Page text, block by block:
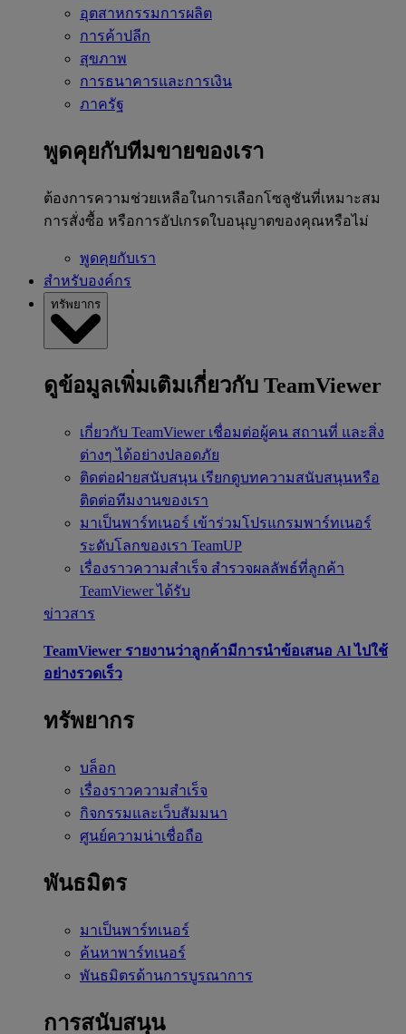
อุตสาหกรรมการผลิต
การค้าปลีก
สุขภาพ
การธนาคารและการเงิน
ภาครัฐ
พูดคุยกับทีมขายของเรา
ต้องการความช่วยเหลือในการเลือกโซลูชันที่เหมาะสม
การสั่งซื้อ หรือการอัปเกรดใบอนุญาตของคุณหรือไม่
พูดคุยกับเรา
สำหรับองค์กร
ทรัพยากร
ดูข้อมูลเพิ่มเติมเกี่ยวกับ TeamViewer
เกี่ยวกับ TeamViewer เชื่อมต่อผู้คน สถานที่ และสิ่ง
ต่างๆ ได้อย่างปลอดภัย
ติดต่อฝ่ายสนับสนุน เรียกดูบทความสนับสนุนหรือ
ติดต่อทีมงานของเรา
มาเป็นพาร์ทเนอร์ เข้าร่วมโปรแกรมพาร์ทเนอร์
ระดับโลกของเรา TeamUP
เรื่องราวความสำเร็จ สำรวจผลลัพธ์ที่ลูกค้า
TeamViewer ได้รับ
ข่าวสาร
TeamViewer รายงานว่าลูกค้ามีการนำข้อเสนอ Al ไปใช้
อย่างรวดเร็ว
ทรัพยากร
บล็อก
เรื่องราวความสำเร็จ
กิจกรรมและเว็บสัมมนา
ศูนย์ความน่าเชื่อถือ
พันธมิตร
มาเป็นพาร์ทเนอร์
ค้นหาพาร์ทเนอร์
พันธมิตรด้านการบูรณาการ
การสนับสนุน